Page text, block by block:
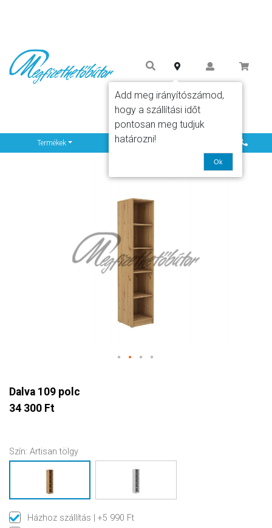
Termékek
Dalva 109 polc
34 300 Ft
Szín: Artisan tölgy
Házhoz szállítás
| +5 990 Ft
Add meg irányítószámod,
hogy a szállítási időt
pontosan meg tudjuk
határozni!
Ok